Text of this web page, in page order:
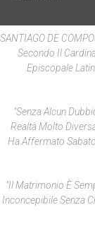
SANTIAGO DE
Secondo Il
Episcopale
"Senza Alcun
Realtà Molto
Ha Affermato
"Il Matrimonio È
Inconcepibile Senza